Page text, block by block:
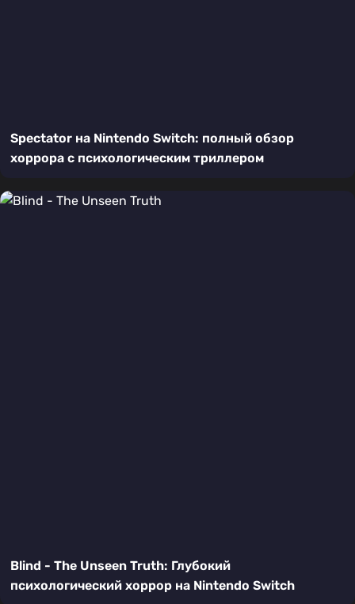
Spectator на Nintendo Switch: полный обзор
хоррора с психологическим триллером
Blind - The Unseen Truth: Глубокий
психологический хоррор на Nintendo Switch